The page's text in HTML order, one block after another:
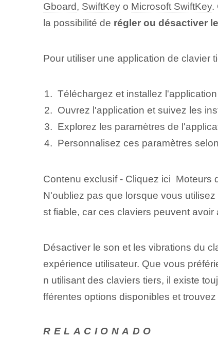
Gboard, SwiftKeyo Microsoft SwiftKey.
la possibilité de régler ou désactiver
Pour utiliser une application de clavier
Téléchargez et installez
Ouvrez l'application et suivez les
Explorez les paramètres de
Personnalisez ces paramètres
Contenu exclusif - Cliquez ici Moteurs
N'oubliez pas que lorsque vous
st fiable, car ces claviers peuvent
Désactiver le son et les vibrations du
expérience utilisateur. Que vous
n utilisant des claviers tiers, il existe
fférentes options disponibles et
RELACIONADO